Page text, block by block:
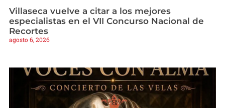
Villaseca vuelve a citar a los mejores
especialistas en el VII Concurso Nacional de
Recortes
agosto 6, 2026